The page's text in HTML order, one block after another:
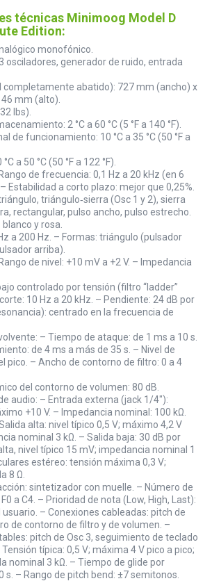
técnicas Minimoog Model D
Edition:
monofónico.
osciladores, generador de ruido, entrada
completamente abatido): 727 mm (ancho) x
mm (alto).
lbs).
2 °C a 60 °C (5 °F a 140 °F).
de funcionamiento: 10 °C a 35 °C (50 °F a
a 50 °C (50 °F a 122 °F).
de frecuencia: 0,1 Hz a 20 kHz (en 6
Estabilidad a corto plazo: mejor que 0,25%.
triángulo‑sierra (Osc 1 y 2), sierra
rectangular, pulso ancho, pulso estrecho.
y rosa.
Hz a 200 Hz. – Formas: triángulo (pulsador
arriba).
de nivel: +10 mV a +2 V. – Impedancia
controlado por tensión (filtro “ladder”
10 Hz a 20 kHz. – Pendiente: 24 dB por
centrado en la frecuencia de
– Tiempo de ataque: de 1 ms a 10 s.
de 4 ms a más de 35 s. – Nivel de
pico. – Ancho de contorno de filtro: 0 a 4
del contorno de volumen: 80 dB.
audio: – Entrada externa (jack 1/4"):
+10 V. – Impedancia nominal: 100 kΩ.
alta: nivel típico 0,5 V; máximo 4,2 V
nominal 3 kΩ. – Salida baja: 30 dB por
nivel típico 15 mV; impedancia nominal 1
estéreo: tensión máxima 0,3 V;
8 Ω.
sintetizador con muelle. – Número de
a C4. – Prioridad de nota (Low, High, Last):
– Conexiones cableadas: pitch de
de contorno de filtro y de volumen. –
pitch de Osc 3, seguimiento de teclado
típica: 0,5 V; máxima 4 V pico a pico;
nominal 3 kΩ. – Tiempo de glide por
s. – Rango de pitch bend: ±7 semitonos.